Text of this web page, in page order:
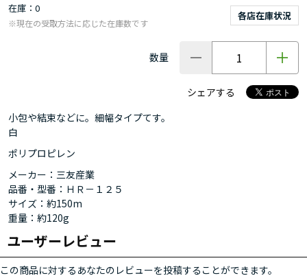
在庫 0
各店在庫状況
※現在の受取方法に応じた在庫数です
数量
シェアする
小包や結束などに。細幅タイプてす。
白
ポリプロピレン
メーカー：三友産業
品番・型番：ＨＲ－１２５
サイズ：約150m
重量：約120g
ユーザーレビュー
この商品に対するあなたのレビューを投稿することができます。